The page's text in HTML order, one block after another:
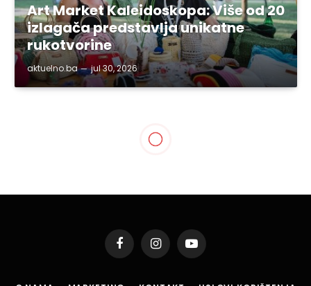
Art Market Kaleidoskopa: Više od 20
izlagača predstavlja unikatne
rukotvorine
aktuelno.ba jul 30, 2026
Tehnograd company
srebrni sponzor
Prijateljskog takmičenja